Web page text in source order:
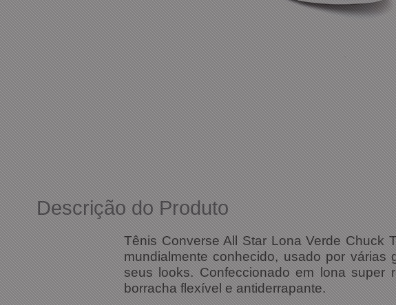
Descrição do Produto
Tênis Converse All Star Lona VerdeChuck
mundialmente conhecido, usado por várias
seus looks. Confeccionado em lona super
borracha flexível e antiderrapante.